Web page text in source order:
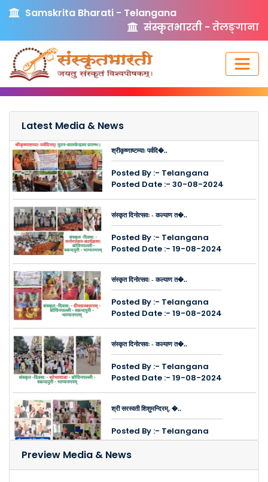
Samskrita Bharati - Telangana
संस्कृतभारती - तेलङ्गाना
Latest Media & News
श्रीकृष्णाष्टम्याः पर्वदि�..
Posted By :- Telangana
Posted Date :- 30-08-2024
संस्कृत दिनोत्सवः - कल्याण त�..
Posted By :- Telangana
Posted Date :- 19-08-2024
संस्कृत दिनोत्सवः - कल्याण त�..
Posted By :- Telangana
Posted Date :- 19-08-2024
संस्कृत दिनोत्सवः - कल्याण त�..
Posted By :- Telangana
Posted Date :- 19-08-2024
श्री सरस्वती शिशुमन्दिरम्, �..
Posted By :- Telangana
Posted Date :- 14-08-2024
Preview Media & News